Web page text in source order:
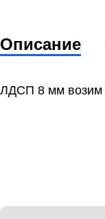
Описание
ЛДСП 8 мм возим